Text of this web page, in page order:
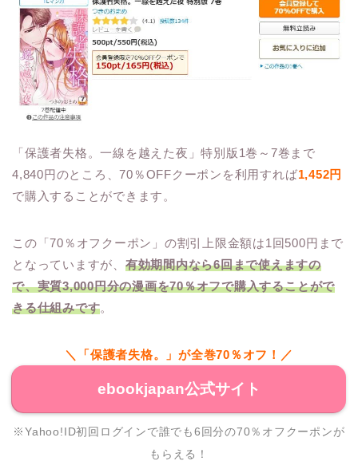
「保護者失格。一線を越えた夜」特別版1巻～7巻まで
4,840円のところ、70％OFFクーポンを利用すれば1,452円
で購入することができます。
この「70％オフクーポン」の割引上限金額は1回500円まで
となっていますが、 有効期間内なら6回まで使えますの
で、実質3,000円分の漫画を70％オフで購入することがで
きる仕組みです。
＼「保護者失格。」が全巻70％オフ！／
ebookjapan公式サイト
※Yahoo!ID初回ログインで誰でも6回分の70％オフクーポンが
もらえる！